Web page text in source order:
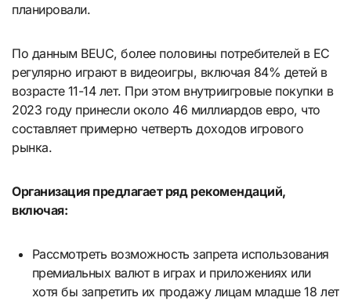
планировали.
По данным BEUC, более половины потребителей в ЕС
регулярно играют в видеоигры, включая 84% детей в
возрасте 11-14 лет. При этом внутриигровые покупки в
2023 году принесли около 46 миллиардов евро, что
составляет примерно четверть доходов игрового
рынка.
Организация предлагает ряд рекомендаций,
включая:
Рассмотреть возможность запрета использования
премиальных валют в играх и приложениях или
хотя бы запретить их продажу лицам младше 18 лет